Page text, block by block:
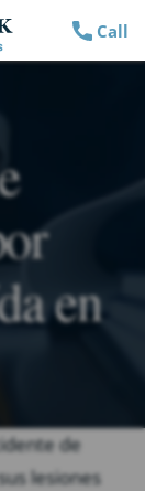
Call
en
de
lesiones